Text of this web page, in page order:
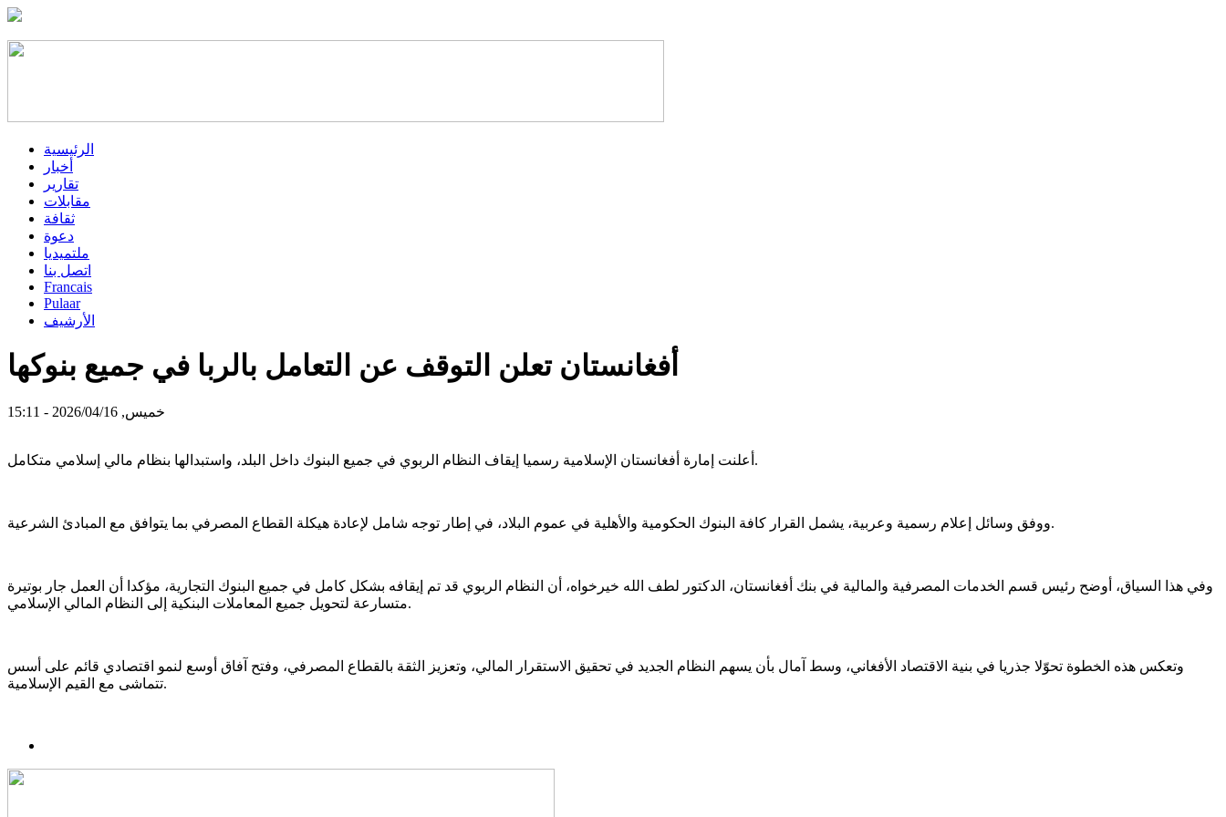
الرئيسية
أخبار
تقارير
مقابلات
ثقافة
دعوة
ملتميديا
اتصل بنا
Francais
Pulaar
الأرشيف
أفغانستان تعلن التوقف عن التعامل بالربا في جميع بنوكها
خميس, 2026/04/16 - 15:11
أعلنت إمارة أفغانستان الإسلامية رسميا إيقاف النظام الربوي في جميع البنوك داخل البلد، واستبدالها بنظام مالي إسلامي متكامل.
ووفق وسائل إعلام رسمية وعربية، يشمل القرار كافة البنوك الحكومية والأهلية في عموم البلاد، في إطار توجه شامل لإعادة هيكلة القطاع المصرفي بما يتوافق مع المبادئ الشرعية.
وفي هذا السياق، أوضح رئيس قسم الخدمات المصرفية والمالية في بنك أفغانستان، الدكتور لطف الله خيرخواه، أن النظام الربوي قد تم إيقافه بشكل كامل في جميع البنوك التجارية، مؤكدا أن العمل جار بوتيرة
متسارعة لتحويل جميع المعاملات البنكية إلى النظام المالي الإسلامي.
وتعكس هذه الخطوة تحوّلا جذريا في بنية الاقتصاد الأفغاني، وسط آمال بأن يسهم النظام الجديد في تحقيق الاستقرار المالي، وتعزيز الثقة بالقطاع المصرفي، وفتح آفاق أوسع لنمو اقتصادي قائم على أسس
تتماشى مع القيم الإسلامية.